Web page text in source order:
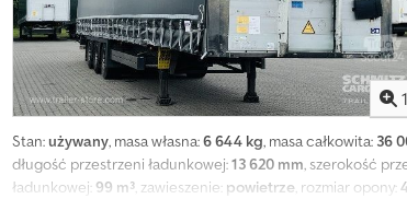
1
Stan:używany, masa własna:6 644 kg, masa całkowita: 36
długość przestrzeni ładunkowej:13 620 mm, szerokość
ładunkowej: 99 m³, zawieszenie: powietrze, rozmiar opony:
dopuszczalna masa całkowita: 36 000 kg, zabezpieczenie